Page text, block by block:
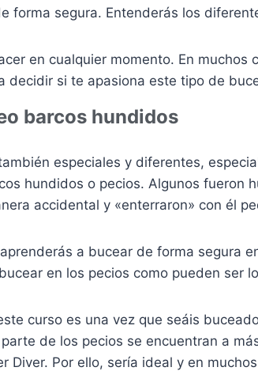
forma segura. Entenderás los
en cualquier momento. En
decidir si te apasiona este tipo de
barcos hundidos
especiales y diferentes,
hundidos o pecios. Algunos
accidental y «enterraron» con él
a bucear de forma segura
en los pecios como pueden
curso es una vez que seáis
de los pecios se encuentran a
Diver. Por ello, sería ideal y en